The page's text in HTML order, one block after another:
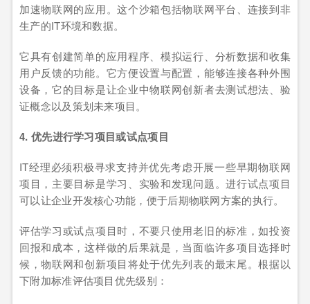
加速物联网的应用。这个沙箱包括物联网平台、连接到非
生产的IT环境和数据。
它具有创建简单的应用程序、模拟运行、分析数据和收集
用户反馈的功能。它方便设置与配置，能够连接各种外围
设备，它的目标是让企业中物联网创新者去测试想法、验
证概念以及策划未来项目。
4. 优先进行学习项目或试点项目
IT经理必须积极寻求支持并优先考虑开展一些早期物联网
项目，主要目标是学习、实验和发现问题。进行试点项目
可以让企业开发核心功能，便于后期物联网方案的执行。
评估学习或试点项目时，不要只使用老旧的标准，如投资
回报和成本，这样做的后果就是，当面临许多项目选择时
候，物联网和创新项目将处于优先列表的最末尾。根据以
下附加标准评估项目优先级别：